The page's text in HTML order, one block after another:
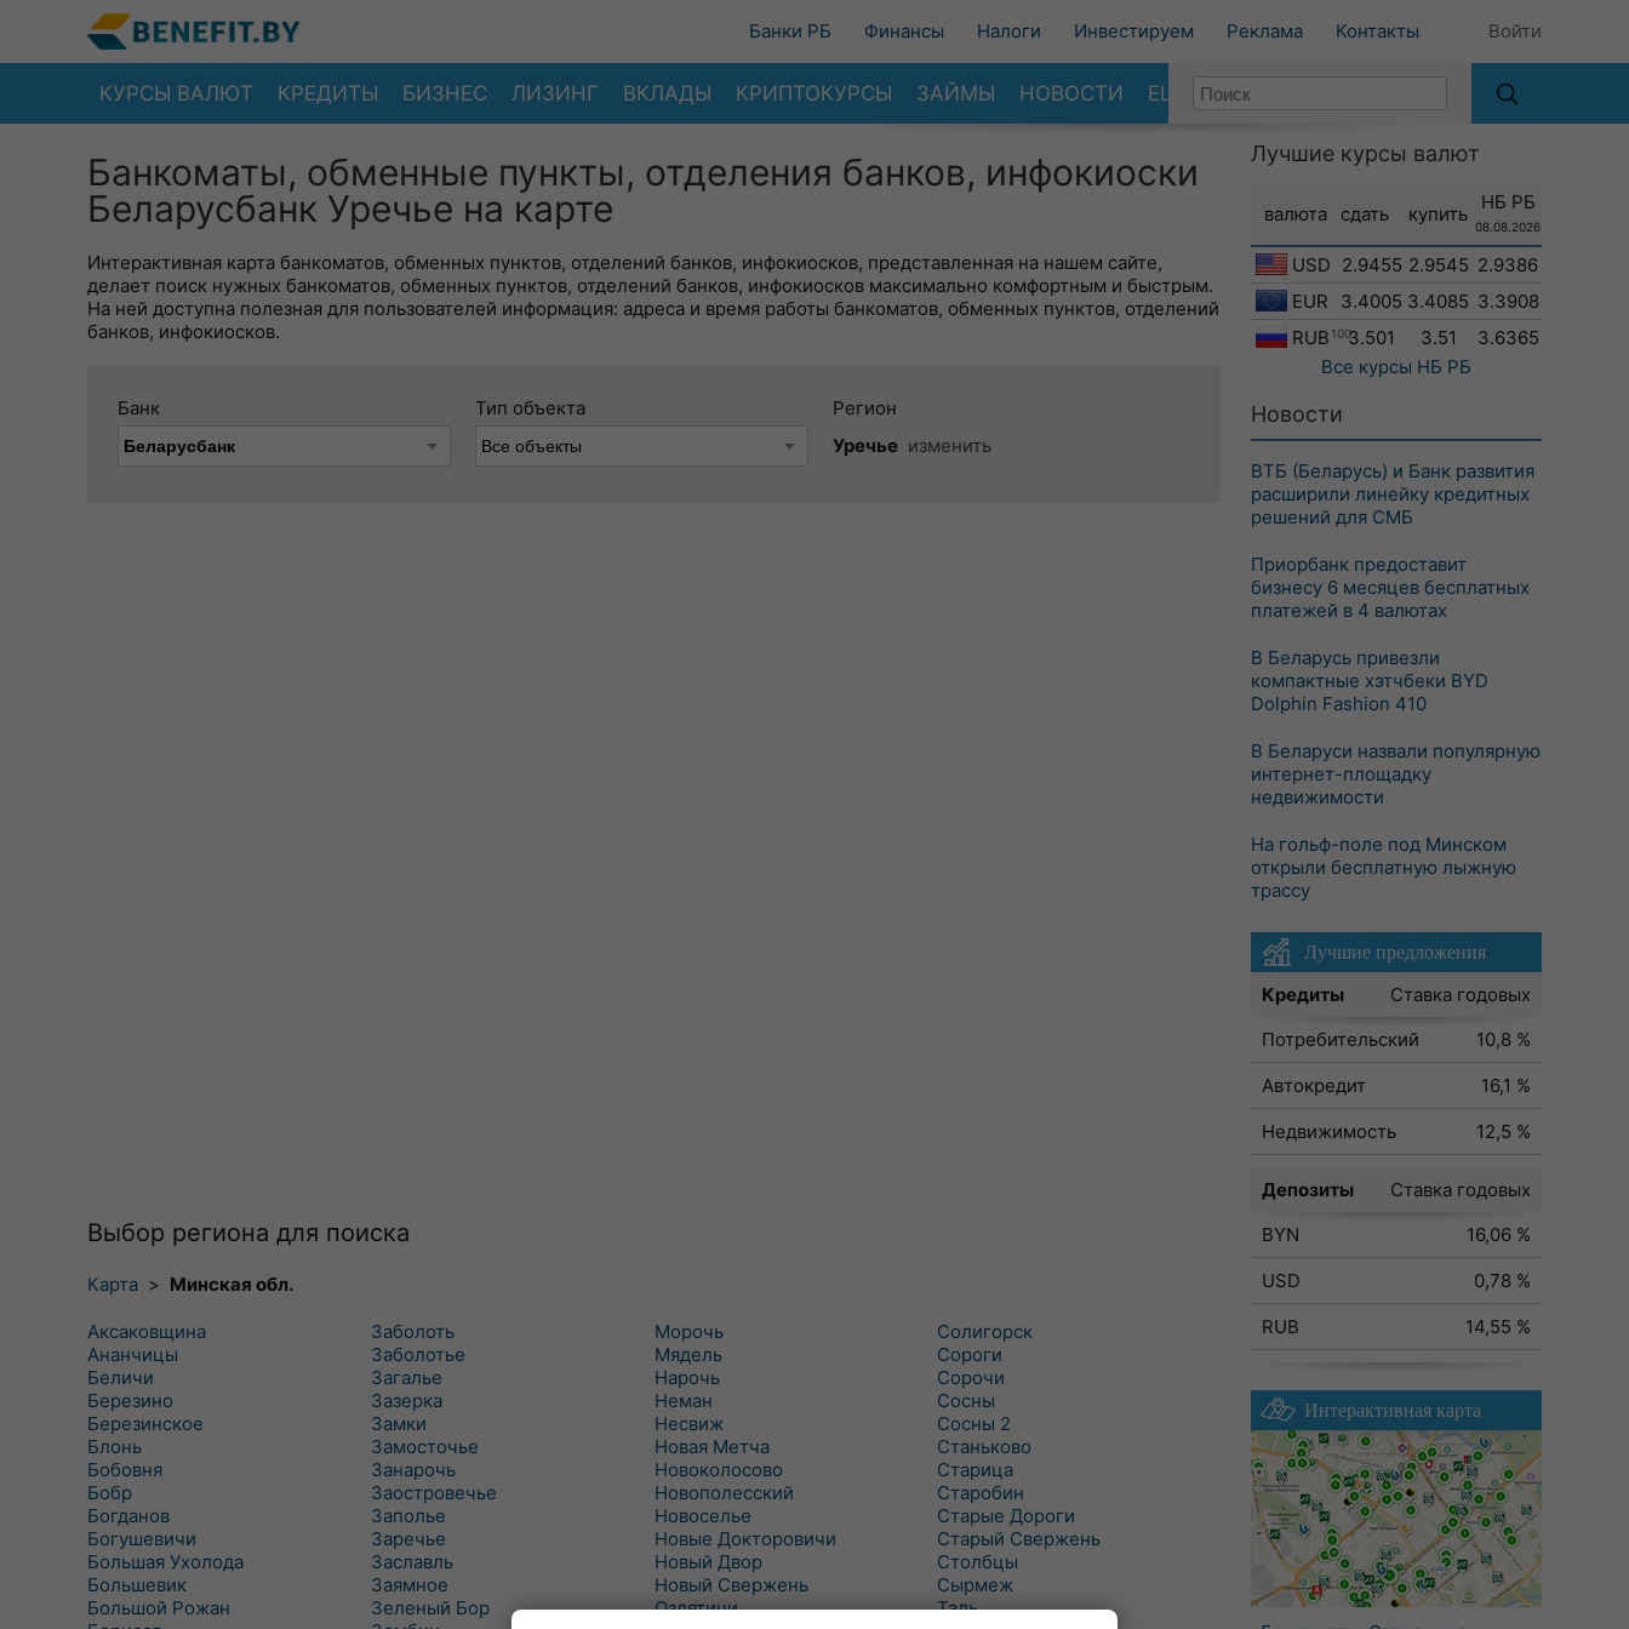
Банки РБ Финансы Налоги Инвестируем Реклама Контакты Войти
КУРСЫ ВАЛЮТ КРЕДИТЫ БИЗНЕС ЛИЗИНГ ВКЛАДЫ КРИПТОКУРСЫ ЗАЙМЫ НОВОСТИ ЕЩЕ
Банкоматы, обменные пункты, отделения банков, инфокиоски
Беларусбанк Уречье на карте
Интерактивная карта банкоматов, обменных пунктов, отделений банков, инфокиосков, представленная на нашем сайте,
делает поиск нужных банкоматов, обменных пунктов, отделений банков, инфокиосков максимально комфортным и быстрым.
На ней доступна полезная для пользователей информация: адреса и время работы банкоматов, обменных пунктов, отделений
банков, инфокиосков.
Банк Тип объекта
Регион
Уречье изменить
Выбор региона для поиска
Карта > Минская обл.
Аксаковщина
Ананчицы
Беличи
Березино
Березинское
Блонь
Бобовня
Бобр
Богданов
Богушевичи
Большая Ухолода
Большевик
Большой Рожан
Заболоть
Заболотье
Загалье
Зазерка
Замки
Замосточье
Занарочь
Заостровечье
Заполье
Заречье
Заславль
Заямное
Зеленый Бор
Морочь
Мядель
Нарочь
Неман
Несвиж
Новая Метча
Новоколосово
Новополесский
Новоселье
Новые Докторовичи
Новый Двор
Новый Свержень
Оздятичи
Солигорск
Сороги
Сорочи
Сосны
Сосны 2
Станьково
Старица
Старобин
Старые Дороги
Старый Свержень
Столбцы
Сырмеж
Таль
Лучшие курсы валют
валюта сдать купить
НБ РБ
08.08.2026
USD 2.9455 2.9545 2.9386
EUR
3.4005 3.4085 3.3908
RUB 1003.501 3.51
3.6365
Все курсы НБ РБ
Новости
ВТБ (Беларусь) и Банк развития
расширили линейку кредитных
решений для СМБ
Приорбанк предоставит
бизнесу 6 месяцев бесплатных
платежей в 4 валютах
В Беларусь привезли
компактные хэтчбеки BYD
Dolphin Fashion 410
В Беларуси назвали популярную
интернет-площадку
недвижимости
На гольф-поле под Минском
открыли бесплатную лыжную
трассу
Лучшие предложения
Кредиты
Ставка годовых
Потребительский
10,8 %
Автокредит
16,1 %
Недвижимость
12,5 %
Депозиты
Ставка годовых
BYN
16,06 %
USD
0,78 %
RUB
14,55 %
Интерактивная карта